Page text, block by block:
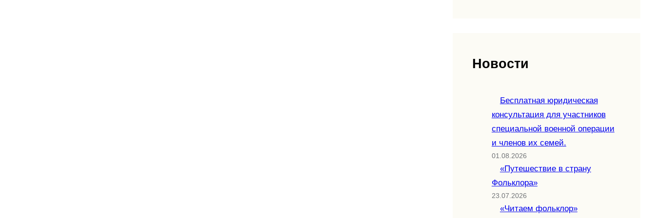
Новости
Бесплатная юридическая
консультация для участников
специальной военной операции
и членов их семей.
01.08.2026
«Путешествие в страну
Фольклора»
23.07.2026
«Читаем фольклор»